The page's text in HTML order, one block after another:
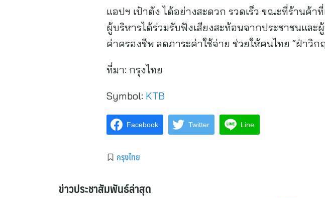
แอปฯ เป๋าตัง ได้อย่างสะดวก รวดเร็ว ขณะที่ร้านค้า
ผู้บริหารได้ร่วมรับฟังเสียงสะท้อนจากประชาชนและ
ค่าครองชีพ ลดภาระค่าใช้จ่าย ช่วยให้คนไทย “ฝ่าวิก
ที่มา: กรุงไทย
Symbol: KTB
Facebook Twitter Line
กรุงไทย
ข่าวประชาสัมพันธ์ล่าสุด